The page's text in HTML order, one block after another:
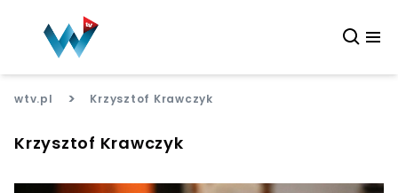
wtv.pl > Krzysztof Krawczyk
Krzysztof Krawczyk